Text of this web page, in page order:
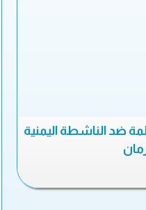
ضد الناشطة اليمنية